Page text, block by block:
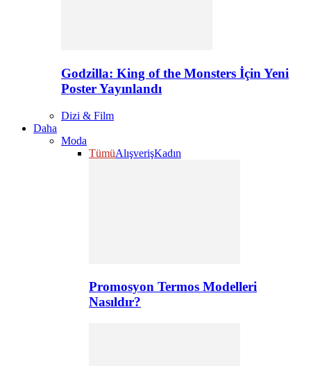
Godzilla: King of the Monsters İçin Yeni
Poster Yayınlandı
Dizi & Film
Daha
Moda
TümüAlışverişKadın
Promosyon Termos Modelleri
Nasıldır?